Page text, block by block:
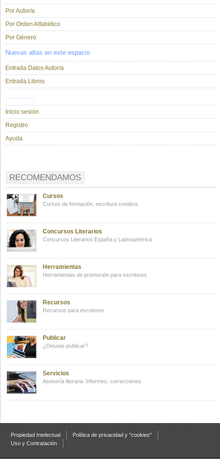
Por Autor/a
Por Orden Alfabético
Por Género
Nuevas altas en este espacio
Entrada Datos Autor/a
Entrada Libros
...............
Inicio sesión
Registro
Ayuda
RECOMENDAMOS
Cursos
Cursos de formación, escritura creativa.
Concursos Literarios
Concursos Literarios España y Latinoamérica
Herramientas
Herramientas de promoción para escritores
Recursos
Recursos para escritores
Publicar
¿Deseas publicar?
Servicios
Asesoría literaria. Informes, correcciones
Propiedad Intelectual
Política de privacidad y "cookies"
Uso y Contratación